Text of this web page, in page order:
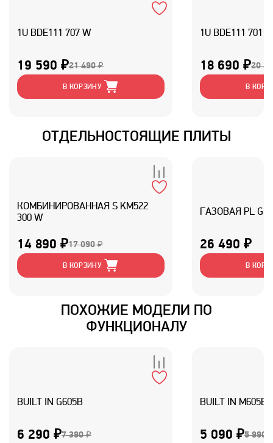
1U BDE111 707 W
19 590 ₽21 490 ₽
В КОРЗИНУ
1U BDE111 701 W
18 690 ₽20
В
ОТДЕЛЬНОСТОЯЩИЕ ПЛИТЫ
КОМБИНИРОВАННАЯ S KM522
300 W
14 890 ₽17 090 ₽
В КОРЗИНУ
ГАЗОВАЯ PL
26 490 ₽
В
ПОХОЖИЕ МОДЕЛИ ПО
ФУНКЦИОНАЛУ
BUILT IN G605B
6 290 ₽7 390 ₽
BUILT IN M605B
5 090 ₽5 990